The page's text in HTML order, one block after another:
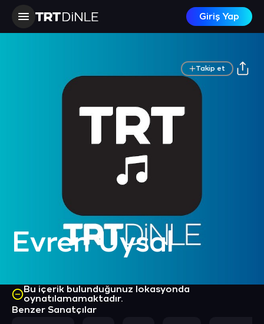
Giriş Yap
Evren Uysal
Takip et
Bu içerik bulunduğunuz lokasyonda
oynatılamamaktadır.
Benzer Sanatçılar